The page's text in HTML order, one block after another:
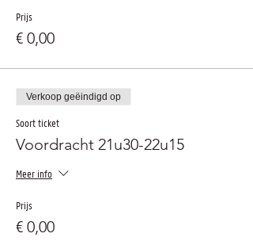
Prijs
€ 0,00
Verkoop geëindigd op
Soort ticket
Voordracht 21u30-22u15
Meer info
Prijs
€ 0,00